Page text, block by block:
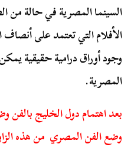
السينما المصرية في حالة من
الأفلام التي تعتمد على
وجود أوراق درامية حقيقية
المصرية.
بعد اهتمام دول الخليج
وضع الفن المصري من هذه